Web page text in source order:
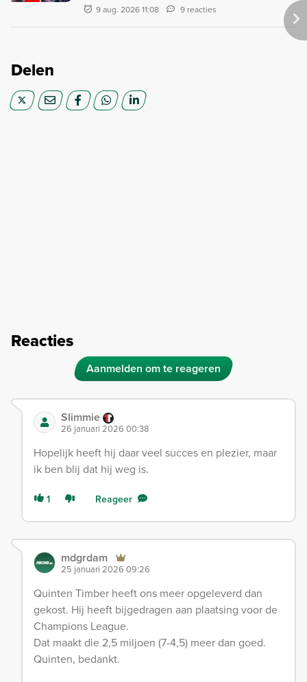
9 aug. 2026 11:08 9 reacties
Delen
Reacties
Aanmelden om te reageren
Slimmie
26 januari 2026 00:38
Hopelijk heeft hij daar veel succes en plezier, maar
ik ben blij dat hij weg is.
1 Reageer
mdgrdam
25 januari 2026 09:26
Quinten Timber heeft ons meer opgeleverd dan
gekost. Hij heeft bijgedragen aan plaatsing voor de
Champions League.
Dat maakt die 2,5 miljoen (7-4,5) meer dan goed.
Quinten, bedankt.